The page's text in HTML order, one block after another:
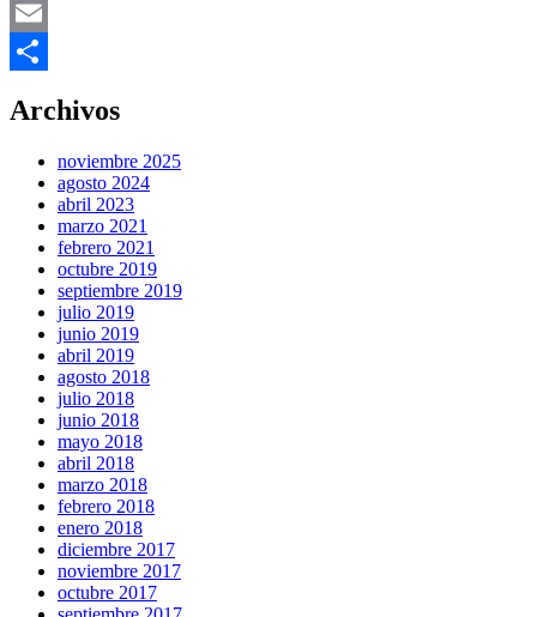
Mastodon
Email
Archivos
noviembre 2025
agosto 2024
abril 2023
marzo 2021
febrero 2021
octubre 2019
septiembre 2019
julio 2019
junio 2019
abril 2019
agosto 2018
julio 2018
junio 2018
mayo 2018
abril 2018
marzo 2018
febrero 2018
enero 2018
diciembre 2017
noviembre 2017
octubre 2017